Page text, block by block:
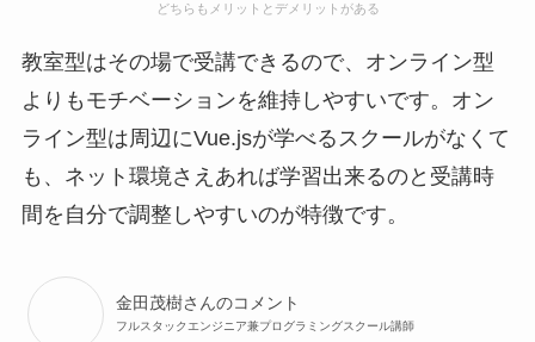
どちらもメリットとデメリットがある
教室型はその場で受講できるので、オンライン型
よりもモチベーションを維持しやすいです。オン
ライン型は周辺にVue.jsが学べるスクールがなくて
も、ネット環境さえあれば学習出来るのと受講時
間を自分で調整しやすいのが特徴です。
金田茂樹さんのコメント
フルスタックエンジニア兼プログラミングスクール講師